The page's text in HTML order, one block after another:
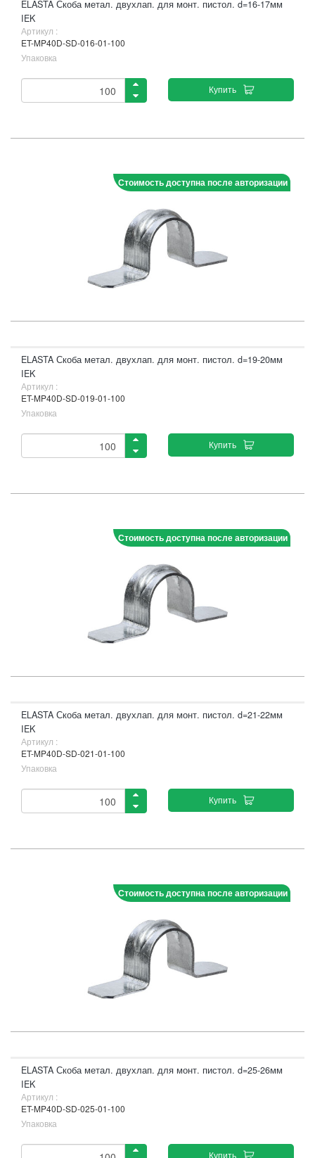
ELASTA Скоба метал. двухлап. для монт. пистол. d=16-17мм
IEK
Артикул :
ET-MP40D-SD-016-01-100
Упаковка
Купить
Стоимость доступна после авторизации
ELASTA Скоба метал. двухлап. для монт. пистол. d=19-20мм
IEK
Артикул :
ET-MP40D-SD-019-01-100
Упаковка
Купить
Стоимость доступна после авторизации
ELASTA Скоба метал. двухлап. для монт. пистол. d=21-22мм
IEK
Артикул :
ET-MP40D-SD-021-01-100
Упаковка
Купить
Стоимость доступна после авторизации
ELASTA Скоба метал. двухлап. для монт. пистол. d=25-26мм
IEK
Артикул :
ET-MP40D-SD-025-01-100
Упаковка
Купить